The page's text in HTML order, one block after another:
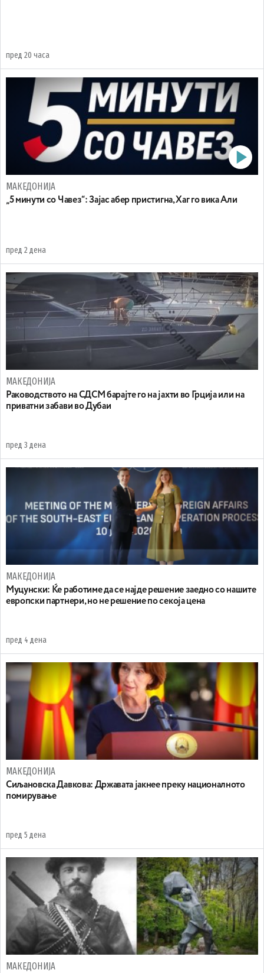
пред 20 часа
МАКЕДОНИЈА
„5 минути со Чавез“: Зајас абер пристигна, Хаг го вика Али
пред 2 дена
МАКЕДОНИЈА
Раководството на СДСМ барајте го на јахти во Грција или на
приватни забави во Дубаи
пред 3 дена
МАКЕДОНИЈА
Муцунски: Ќе работиме да се најде решение заедно со нашите
европски партнери, но не решение по секоја цена
пред 4 дена
МАКЕДОНИЈА
Сиљановска Давкова: Државата јакнее преку националното
помирување
пред 5 дена
МАКЕДОНИЈА